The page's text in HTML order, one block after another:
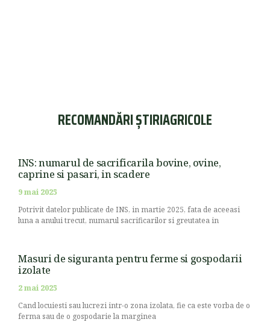
RECOMANDĂRI ȘTIRIAGRICOLE
INS: numarul de sacrificarila bovine, ovine,
caprine si pasari, in scadere
9 mai 2025
Potrivit datelor publicate de INS, in martie 2025, fata de aceeasi
luna a anului trecut, numarul sacrificarilor si greutatea in
Masuri de siguranta pentru ferme si gospodarii
izolate
2 mai 2025
Cand locuiesti sau lucrezi intr-o zona izolata, fie ca este vorba de o
ferma sau de o gospodarie la marginea